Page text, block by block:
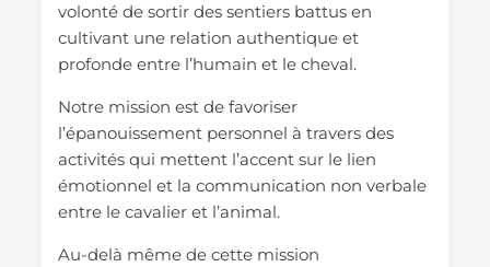
volonté de sortir des sentiers battus en
cultivant une relation authentique et
profonde entre l’humain et le cheval.
Notre mission est de favoriser
l’épanouissement personnel à travers des
activités qui mettent l’accent sur le lien
émotionnel et la communication non verbale
entre le cavalier et l’animal.
Au-delà même de cette mission